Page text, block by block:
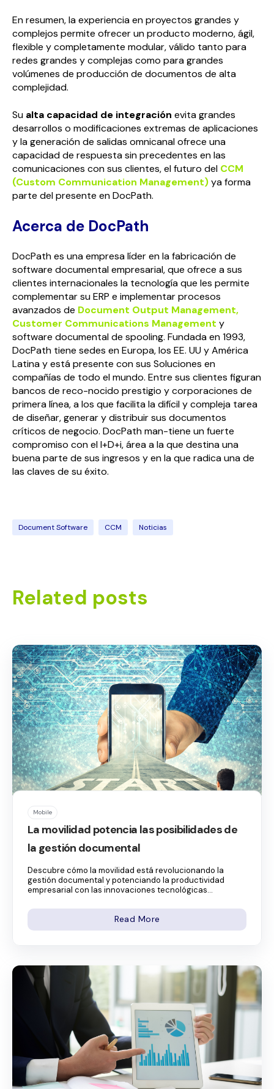
En resumen, la experiencia en proyectos grandes y
complejos permite ofrecer un producto moderno, ágil,
flexible y completamente modular, válido tanto para
redes grandes y complejas como para grandes
volúmenes de producción de documentos de alta
complejidad.
Su alta capacidad de integración evita grandes
desarrollos o modificaciones extremas de aplicaciones
y la generación de salidas omnicanal ofrece una
capacidad de respuesta sin precedentes en las
comunicaciones con sus clientes, el futuro del CCM
(Custom Communication Management)ya forma
parte del presente en DocPath.
Acerca de DocPath
DocPath es una empresa líder en la fabricación de
software documental empresarial, que ofrece a sus
clientes internacionales la tecnología que les permite
complementar su ERP e implementar procesos
avanzados de Document Output Management,
Customer Communications Management y
software documental de spooling. Fundada en 1993,
DocPath tiene sedes en Europa, los EE. UU y América
Latina y está presente con sus Soluciones en
compañías de todo el mundo. Entre sus clientes figuran
bancos de reco-nocido prestigio y corporaciones de
primera línea, a los que facilita la difícil y compleja tarea
de diseñar, generar y distribuir sus documentos
críticos de negocio. DocPath man-tiene un fuerte
compromiso con el I+D+i, área a la que destina una
buena parte de sus ingresos y en la que radica una de
las claves de su éxito.
Document Software CCM Noticias
Related posts
Mobile
La movilidad potencia las posibilidades de
la gestión documental
Descubre cómo la movilidad está revolucionando la
gestión documental y potenciando la productividad
empresarial con las innovaciones tecnológicas...
Read More